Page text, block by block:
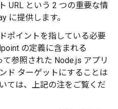
URL という 2 つの重要な情
に提供します。
ポイントを指している必要
の定義に含まれる
参照された Node.js アプリ
ド ターゲットにすることは
ては、上記の注をご覧くだ